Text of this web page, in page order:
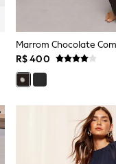
R$ 400